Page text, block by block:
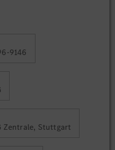
9146
Zentrale, Stuttgart